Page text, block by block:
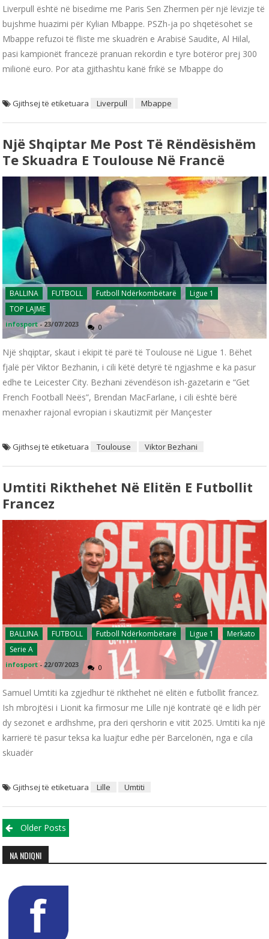
Liverpull është në bisedime me Paris Sen Zhermen për një lëvizje të
bujshme huazimi për Kylian Mbappe. PSZh-ja po shqetësohet se
Mbappe refuzoi të fliste me skuadrën e Arabisë Saudite, Al Hilal,
pasi kampionët francezë pranuan rekordin e tyre botëror prej 300
milionë euro. Por ata gjithashtu kanë frikë se Mbappe do
Gjithsej të etiketuara Liverpull Mbappe
Një Shqiptar Me Post Të Rëndësishëm
Te Skuadra E Toulouse Në Francë
BALLINA FUTBOLL Futboll Ndërkombëtarë
Ligue 1
TOP LAJME
infosport -23/07/2023 0
Një shqiptar, skaut i ekipit të parë të Toulouse në Ligue 1. Bëhet
fjalë për Viktor Bezhanin, i cili këtë detyrë të ngjashme e ka pasur
edhe te Leicester City. Bezhani zëvendëson ish-gazetarin e “Get
French Football Neës”, Brendan MacFarlane, i cili është bërë
menaxher rajonal evropian i skautizmit për Mançester
Gjithsej të etiketuara Toulouse Viktor Bezhani
Umtiti Rikthehet Në Elitën E Futbollit
Francez
BALLINA FUTBOLL Futboll Ndërkombëtarë Ligue 1
Merkato
Serie A
infosport -22/07/2023 0
Samuel Umtiti ka zgjedhur të rikthehet në elitën e futbollit francez.
Ish mbrojtësi i Lionit ka firmosur me Lille një kontratë që e lidh për
dy sezonet e ardhshme, pra deri qershorin e vitit 2025. Umtiti ka një
karrierë të pasur teksa ka luajtur edhe për Barcelonën, nga e cila
skuadër
Gjithsej të etiketuara Lille Umtiti
Posts navigation
Older Posts
NA NDIQNI